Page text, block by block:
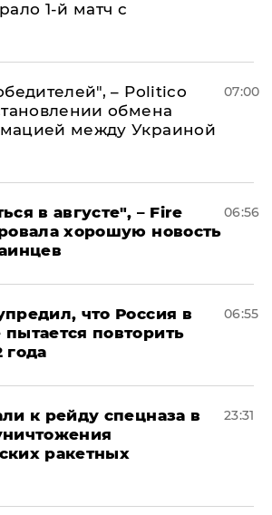
1-й матч с
– Politico
обмена
между Украиной
07:00
в августе", – Fire
хорошую новость
06:56
что Россия в
повторить
года
06:55
к рейду спецназа в
ракетных
23:31